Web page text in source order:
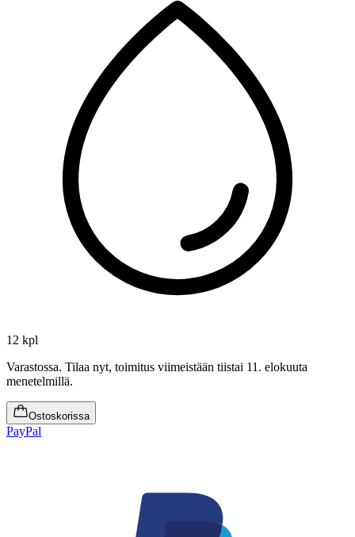
12 kpl
Varastossa. Tilaa nyt, toimitus viimeistään tiistai 11. elokuuta
menetelmillä.
Ostoskorissa
PayPal